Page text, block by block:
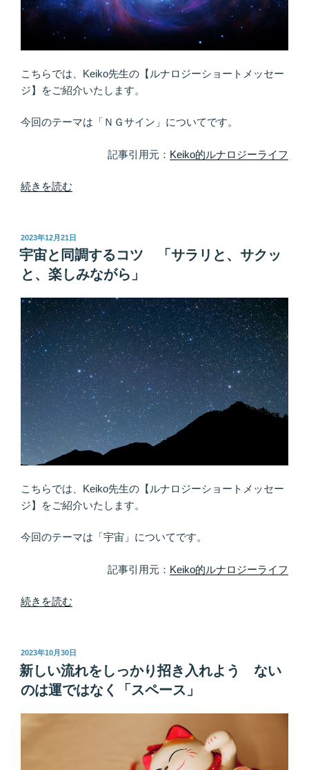
せ
え
る”
の
こちらでは、Keiko先生の【ルナロジーショートメッセー
ジ】をご紹介いたします。
今回のテーマは「ＮＧサイン」についてです。
記事引用元： Keiko的ルナロジーライフ
“サ
の
一
例
を
挙
げ
る
と
し
た
ら・・・
「宇
宙
の
Ｎ
Ｇ
サ
ン」”
続きを読む
投
稿
日:
2023年12月21日
宇宙と同調するコツ 「サラリと、サクッ
と、楽しみながら」
こちらでは、Keiko先生の【ルナロジーショートメッセー
ジ】をご紹介いたします。
今回のテーマは「宇宙」についてです。
記事引用元： Keiko的ルナロジーライフ
“宇
同
調
す
コ
続きを読む
投
稿
日:
2023年10月30日
新しい流れをしっかり招き入れよう ない
のは運ではなく「スペース」